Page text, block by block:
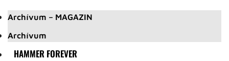
Archívum – MAGAZIN
Archívum
HAMMER FOREVER